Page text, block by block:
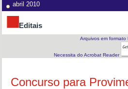
abril 2010
Editais
Arquivos em formato
Necessita do Acrobat Reader
Concurso para